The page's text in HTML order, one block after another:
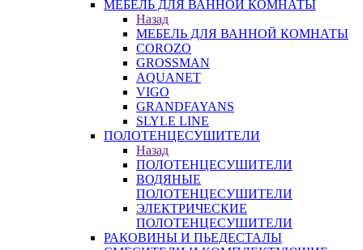
МЕБЕЛЬ ДЛЯ ВАННОЙ КОМНАТЫ
Назад
МЕБЕЛЬ ДЛЯ ВАННОЙ КОМНАТЫ
COROZO
GROSSMAN
AQUANET
VIGO
GRANDFAYANS
SLYLE LINE
ПОЛОТЕНЦЕСУШИТЕЛИ
Назад
ПОЛОТЕНЦЕСУШИТЕЛИ
ВОДЯНЫЕ
ПОЛОТЕНЦЕСУШИТЕЛИ
ЭЛЕКТРИЧЕСКИЕ
ПОЛОТЕНЦЕСУШИТЕЛИ
РАКОВИНЫ И ПЬЕДЕСТАЛЫ